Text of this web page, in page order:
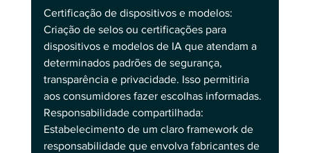
Certificação de dispositivos e modelos:
Criação de selos ou certificações para
dispositivos e modelos de IA que atendam a
determinados padrões de segurança,
transparência e privacidade. Isso permitiria
aos consumidores fazer escolhas informadas.
Responsabilidade compartilhada:
Estabelecimento de um claro framework de
responsabilidade que envolva fabricantes de